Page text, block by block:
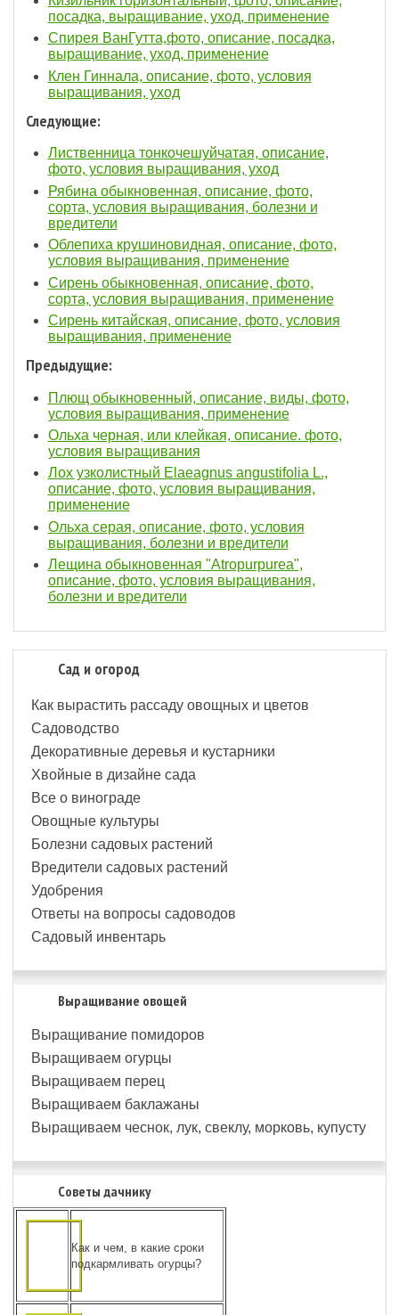
посадка, выращивание, уход, применение
Спирея ВанГутта,фото, описание, посадка,
выращивание, уход, применение
Клен Гиннала, описание, фото, условия
выращивания, уход
Следующие:
Лиственница тонкочешуйчатая, описание,
фото, условия выращивания, уход
Рябина обыкновенная, описание, фото,
сорта, условия выращивания, болезни и
вредители
Облепиха крушиновидная, описание, фото,
условия выращивания, применение
Сирень обыкновенная, описание, фото,
сорта, условия выращивания, применение
Сирень китайская, описание, фото, условия
выращивания, применение
Предыдущие:
Плющ обыкновенный, описание, виды, фото,
условия выращивания, применение
Ольха черная, или клейкая, описание. фото,
условия выращивания
Лох узколистный Elaeagnus angustifolia L.,
описание, фото, условия выращивания,
применение
Ольха серая, описание, фото, условия
выращивания, болезни и вредители
Лещина обыкновенная "Atropurpurea",
описание, фото, условия выращивания,
болезни и вредители
Сад и огород
Как вырастить рассаду овощных и цветов
Садоводство
Декоративные деревья и кустарники
Хвойные в дизайне сада
Все о винограде
Овощные культуры
Болезни садовых растений
Вредители садовых растений
Удобрения
Ответы на вопросы садоводов
Садовый инвентарь
Выращивание овощей
Выращивание помидоров
Выращиваем огурцы
Выращиваем перец
Выращиваем баклажаны
Выращиваем чеснок, лук, свеклу, морковь, купусту
Советы дачнику
Как и чем, в какие сроки
подкармливать огурцы?